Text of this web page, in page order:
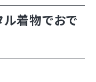
着物でおで